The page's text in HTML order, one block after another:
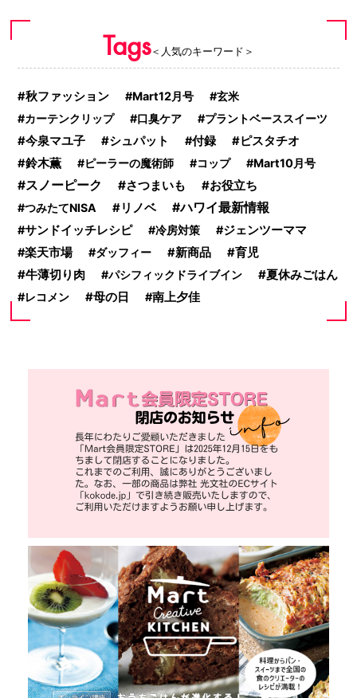
Tags＜人気のキーワード＞
秋ファッション Mart12月号
玄米
カーテンクリップ
口臭ケア プラントベーススイーツ
今泉マユ子 シュパット 付録
ピスタチオ
鈴木薫
ピーラーの魔術師 コップ Mart10月号
スノーピーク さつまいも お役立ち
つみたてNISA リノベ ハワイ最新情報
サンドイッチレシピ 冷房対策
ジェンツーママ
楽天市場
ダッフィー 新商品
育児
牛薄切り肉
パシフィックドライブイン 夏休みごはん
レコメン 母の日 南上夕佳